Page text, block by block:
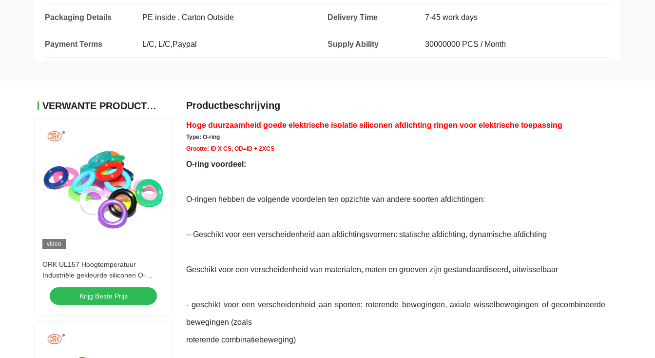
Packaging Details PE inside , Carton Outside Delivery Time 7-45 work days
Payment Terms L/C, L/C,Paypal Supply Ability 30000000 PCS / Month
VERWANTE PRODUCTEN
video
ORK UL157 Hoogtemperatuur
Industriële gekleurde siliconen O-
ringen Leveranciers
Krijg Beste Prijs
Productbeschrijving
Hoge duurzaamheid goede elektrische isolatie siliconen afdichting ringen voor elektrische toepassing
Type: O-ring
Grootte: ID X CS, OD=ID + 2XCS
O-ring voordeel:
O-ringen hebben de volgende voordelen ten opzichte van andere soorten afdichtingen:
-- Geschikt voor een verscheidenheid aan afdichtingsvormen: statische afdichting, dynamische afdichting
Geschikt voor een verscheidenheid van materialen, maten en groeven zijn gestandaardiseerd, uitwisselbaar
- geschikt voor een verscheidenheid aan sporten: roterende bewegingen, axiale wisselbewegingen of gecombineerde
bewegingen (zoals
roterende combinatiebeweging)